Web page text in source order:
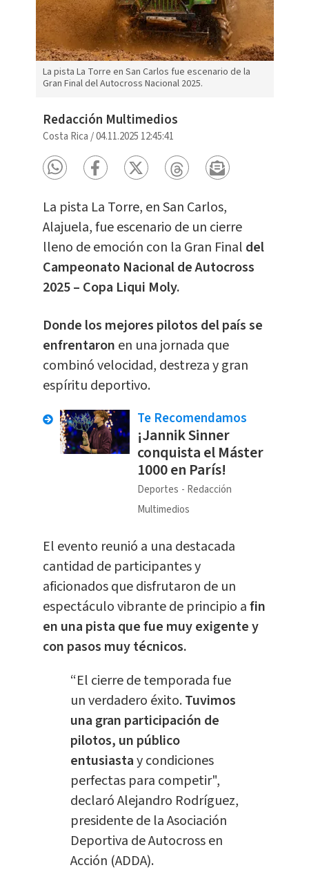
La pista La Torre en San Carlos fue escenario de la
Gran Final del Autocross Nacional 2025.
Redacción Multimedios
Costa Rica /04.11.2025 12:45:41
La pista La Torre, en San Carlos,
Alajuela, fue escenario de un cierre
lleno de emoción con la Gran Final del
Campeonato Nacional de Autocross
2025 – Copa Liqui Moly.
Donde los mejores pilotos del país se
enfrentaron en una jornada que
combinó velocidad, destreza y gran
espíritu deportivo.
Te Recomendamos
¡Jannik Sinner
conquista el Máster
1000 en París!
Deportes
Redacción
Multimedios
El evento reunió a una destacada
cantidad de participantes y
aficionados que disfrutaron de un
espectáculo vibrante de principio afin
en una pista que fue muy exigente y
con pasos muy técnicos.
“El cierre de temporada fue
un verdadero éxito.Tuvimos
una gran participación de
pilotos, un público
entusiastay condiciones
perfectas para competir",
declaró Alejandro Rodríguez,
presidente de la Asociación
Deportiva de Autocross en
Acción (ADDA).